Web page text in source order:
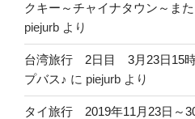
クキー～チャイナタウン～ま
piejurb より
台湾旅行 2日目 3月23日
プバス♪ に piejurb より
タイ旅行 2019年11月23日